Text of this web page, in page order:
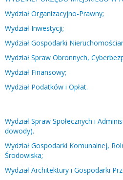
Wydział Organizacyjno-Prawny;
Wydział Inwestycji;
Wydział Gospodarki
Wydział Spraw Obronnych,
Wydział Finansowy;
Wydział Podatków i Opłat.
Wydział Spraw Społecznych i
dowody).
Wydział Gospodarki Komunalnej,
Środowiska;
Wydział Architektury i Gospodarki